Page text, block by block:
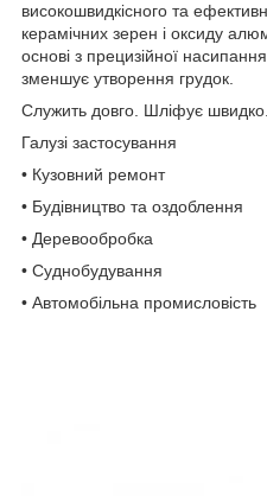
високошвидкісного та
керамічних зерен і оксиду
основі з прецизійної
зменшує утворення грудок.
Служить довго. Шліфує
Галузі застосування
• Кузовний ремонт
• Будівництво та оздоблення
• Деревообробка
• Суднобудування
• Автомобільна промисловість